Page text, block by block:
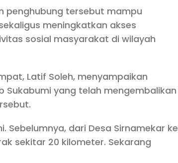
penghubung tersebut mampu
meningkatkan akses
sosial masyarakat di wilayah
Latif Soleh, menyampaikan
yang telah mengembalikan
Sebelumnya, dari Desa Sirnamekar ke
sekitar 20 kilometer. Sekarang